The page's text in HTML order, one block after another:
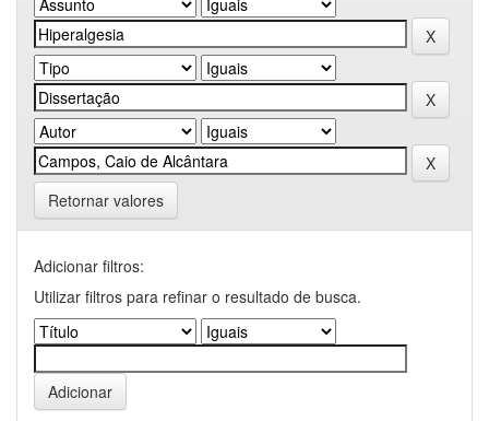
Retornar valores
Adicionar filtros:
Utilizar filtros para refinar o resultado de busca.